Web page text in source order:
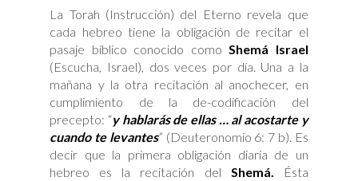
La Torah (Instrucción) del Eterno revela que
cada hebreo tiene la obligación de recitar el
pasaje bíblico conocido comoShemá Israel
(Escucha, Israel), dos veces por día. Una a la
mañana y la otra recitación al anochecer, en
cumplimiento de la de-codificación del
precepto: “y hablarás de ellas … al acostarte y
cuando te levantes” (Deuteronomio 6: 7 b). Es
decir que la primera obligación diaria de un
hebreo es la recitación del Shemá. Ésta